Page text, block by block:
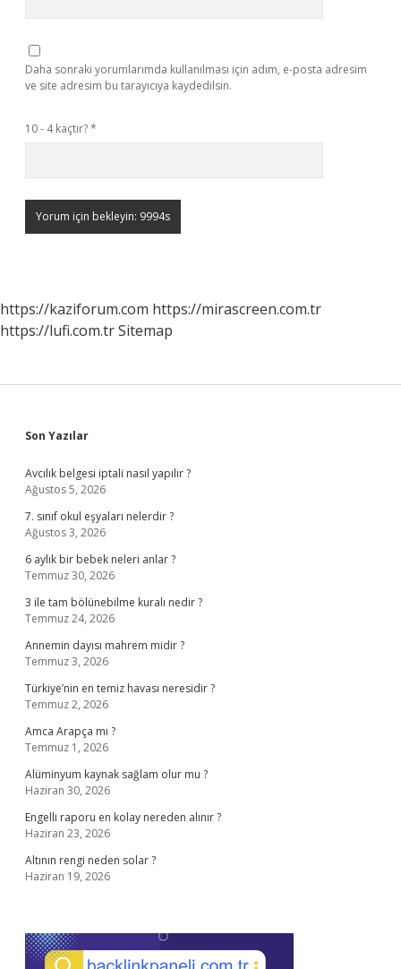
Daha sonraki yorumlarımda kullanılması için adım, e-posta adresim
ve site adresim bu tarayıcıya kaydedilsin.
10 - 4 kaçtır?*
https://kaziforum.com https://mirascreen.com.tr
https://lufi.com.trSitemap
Sidebar
Son Yazılar
Avcılık belgesi iptali nasıl yapılır ?
Ağustos 5, 2026
7. sınıf okul eşyaları nelerdir ?
Ağustos 3, 2026
6 aylık bir bebek neleri anlar ?
Temmuz 30, 2026
3 ile tam bölünebilme kuralı nedir ?
Temmuz 24, 2026
Annemin dayısı mahrem midir ?
Temmuz 3, 2026
Türkiye’nin en temiz havası neresidir ?
Temmuz 2, 2026
Amca Arapça mı ?
Temmuz 1, 2026
Alüminyum kaynak sağlam olur mu ?
Haziran 30, 2026
Engelli raporu en kolay nereden alınır ?
Haziran 23, 2026
Altının rengi neden solar ?
Haziran 19, 2026